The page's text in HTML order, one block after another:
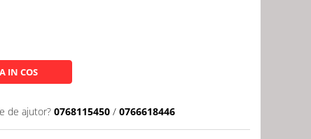
IN COS
de ajutor? 0768115450 / 0766618446